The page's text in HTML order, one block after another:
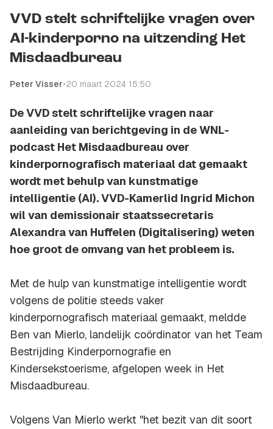
Kopieer link
VVD stelt schriftelijke vragen over
AI-kinderporno na uitzending Het
Misdaadbureau
Peter Visser•20 maart 2024 15:50
De VVD stelt schriftelijke vragen naar
aanleiding van berichtgeving in de WNL-
podcast Het Misdaadbureau over
kinderpornografisch materiaal dat gemaakt
wordt met behulp van kunstmatige
intelligentie (AI). VVD-Kamerlid Ingrid Michon
wil van demissionair staatssecretaris
Alexandra van Huffelen (Digitalisering) weten
hoe groot de omvang van het probleem is.
Met de hulp van kunstmatige intelligentie wordt
volgens de politie steeds vaker
kinderpornografisch materiaal gemaakt, meldde
Ben van Mierlo, landelijk coördinator van het Team
Bestrijding Kinderpornografie en
Kindersekstoerisme, afgelopen week in Het
Misdaadbureau.
Volgens Van Mierlo werkt "het bezit van dit soort